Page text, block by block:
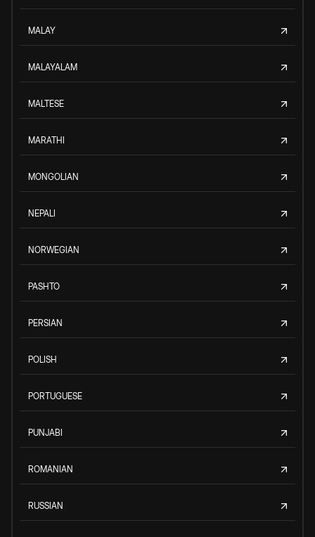
MALAY
MALAYALAM
MALTESE
MARATHI
MONGOLIAN
NEPALI
NORWEGIAN
PASHTO
PERSIAN
POLISH
PORTUGUESE
PUNJABI
ROMANIAN
RUSSIAN